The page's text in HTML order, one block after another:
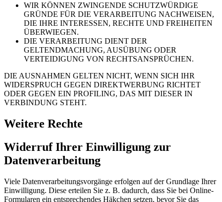
WIR KÖNNEN ZWINGENDE SCHUTZWÜRDIGE
GRÜNDE FÜR DIE VERARBEITUNG NACHWEISEN,
DIE IHRE INTERESSEN, RECHTE UND FREIHEITEN
ÜBERWIEGEN.
DIE VERARBEITUNG DIENT DER
GELTENDMACHUNG, AUSÜBUNG ODER
VERTEIDIGUNG VON RECHTSANSPRÜCHEN.
DIE AUSNAHMEN GELTEN NICHT, WENN SICH IHR
WIDERSPRUCH GEGEN DIREKTWERBUNG RICHTET
ODER GEGEN EIN PROFILING, DAS MIT DIESER IN
VERBINDUNG STEHT.
Weitere Rechte
Widerruf Ihrer Einwilligung zur
Datenverarbeitung
Viele Datenverarbeitungsvorgänge erfolgen auf der Grundlage Ihrer
Einwilligung. Diese erteilen Sie z. B. dadurch, dass Sie bei Online-
Formularen ein entsprechendes Häkchen setzen, bevor Sie das